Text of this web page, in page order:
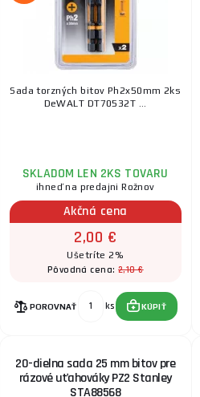
Sada torzných bitov Ph2x50mm 2ks
DeWALT DT70532T ...
SKLADOM LEN 2KS TOVARU
ihneď na predajni Rožnov
Akčná cena
2,00 €
Ušetríte 2%
Pôvodná cena:2,10 €
POROVNAŤ ks KÚPIŤ
20-dielna sada 25 mm bitov pre
rázové uťahováky PZ2 Stanley
STA88568